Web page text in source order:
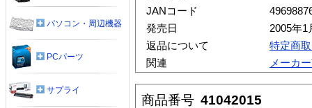
JANコード
発売日
2005年1
返品について
特定商
関連
メーカ
商品番号 41042015
パソコン・周辺機器
PCパーツ
サプライ